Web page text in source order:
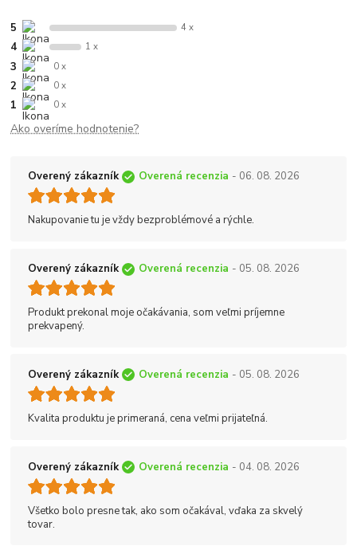
5 4 x
4 1 x
3 0 x
2 0 x
1 0 x
Ako overíme hodnotenie?
Overený zákazník Overená recenzia - 06. 08. 2026
Nakupovanie tu je vždy bezproblémové a rýchle.
Overený zákazník Overená recenzia - 05. 08. 2026
Produkt prekonal moje očakávania, som veľmi príjemne
prekvapený.
Overený zákazník Overená recenzia - 05. 08. 2026
Kvalita produktu je primeraná, cena veľmi prijateľná.
Overený zákazník Overená recenzia - 04. 08. 2026
Všetko bolo presne tak, ako som očakával, vďaka za skvelý
tovar.